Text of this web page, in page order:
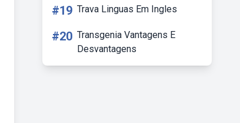
#19 Trava Linguas Em Ingles
#20 Transgenia Vantagens E
Desvantagens